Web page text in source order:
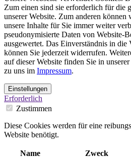
Zum einen sind sie erforderlich für die
unserer Website. Zum anderen
unsere Inhalte für Sie immer weiter
pseudonymisierte Daten von Website-
ausgewertet. Das Einverständnis in
können Sie jederzeit widerrufen.
auf dieser Website finden Sie in unserer
zu uns im Impressum.
Einstellungen
Erforderlich
Zustimmen
Diese Cookies werden für eine
Website benötigt.
Name Zweck